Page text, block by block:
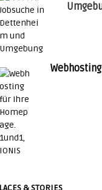
& STORIES